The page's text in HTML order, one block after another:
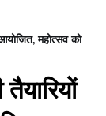
महोत्सव को